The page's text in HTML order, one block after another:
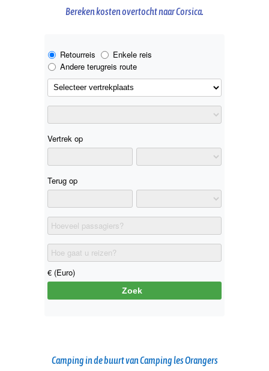
Bereken kosten overtocht naar Corsica.
Camping in de buurt van Camping les Orangers